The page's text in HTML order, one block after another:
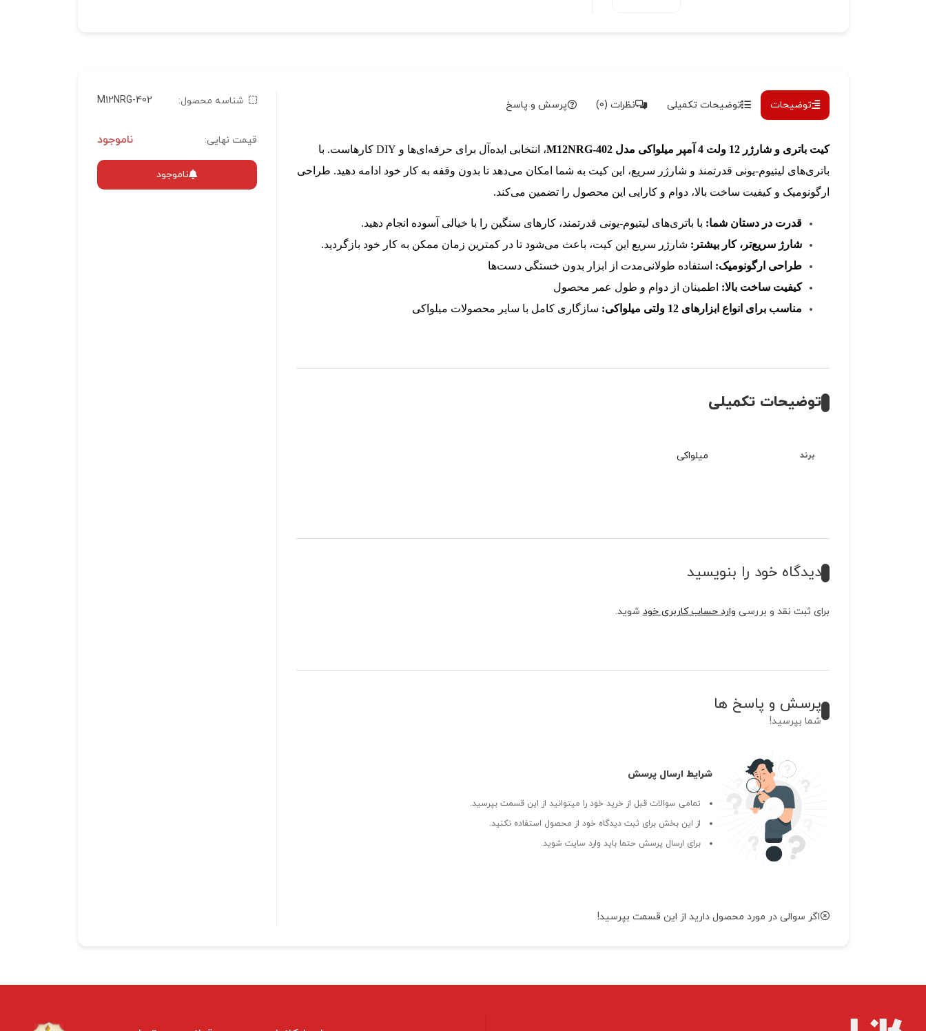
توضیحات توضیحات تکمیلی نظرات (0) پرسش و پاسخ
کیت باتری و شارژر 12 ولت 4 آمپر میلواکی مدل M12NRG-402
، انتخابی ایده‌آل برای حرفه‌ای‌ها و DIY کارهاست. با
باتری‌های لیتیوم-یونی قدرتمند و شارژر سریع، این کیت به شما امکان می‌دهد تا بدون وقفه به کار خود ادامه دهید. طراحی
ارگونومیک و کیفیت ساخت بالا، دوام و کارایی این محصول را تضمین می‌کند.
قدرت در دستان شما: با باتری‌های لیتیوم-یونی قدرتمند، کارهای سنگین را با خیالی آسوده انجام دهید.
شارژ سریع‌تر، کار بیشتر: شارژر سریع این کیت، باعث می‌شود تا در کمترین زمان ممکن به کار خود بازگردید.
طراحی ارگونومیک: استفاده طولانی‌مدت از ابزار بدون خستگی دست‌ها
کیفیت ساخت بالا: اطمینان از دوام و طول عمر محصول
مناسب برای انواع ابزارهای 12 ولتی میلواکی:
سازگاری کامل با سایر محصولات میلواکی
توضیحات تکمیلی
برند میلواکی
دیدگاه خود را بنویسید
برای ثبت نقد و بررسی وارد حساب کاربری خودشوید.
پرسش و پاسخ ها
شما بپرسید!
شرایط ارسال پرسش
تمامی سوالات قبل از خرید خود را میتوانید از این قسمت بپرسید.
از این بخش برای ثبت دیدگاه خود از محصول استفاده نکنید.
برای ارسال پرسش حتما باید وارد سایت شوید.
اگر سوالی در مورد محصول دارید از این قسمت بپرسید!
شناسه محصول: M12NRG-402
قیمت نهایی: ناموجود
ناموجود